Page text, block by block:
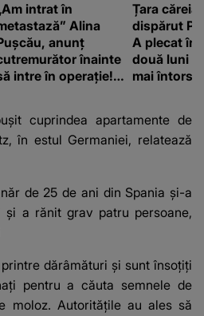
intrat în
Alina
anunț
înainte
intre în operație!
Țara căreia
dispărut
A plecat în
două luni
mai întors
cuprindea apartamente de
în estul Germaniei, relatează
de 25 de ani din Spania și-a
și a rănit grav patru persoane,
dărâmături și sunt însoţiți
pentru a căuta semnele de
moloz. Autoritățile au ales să